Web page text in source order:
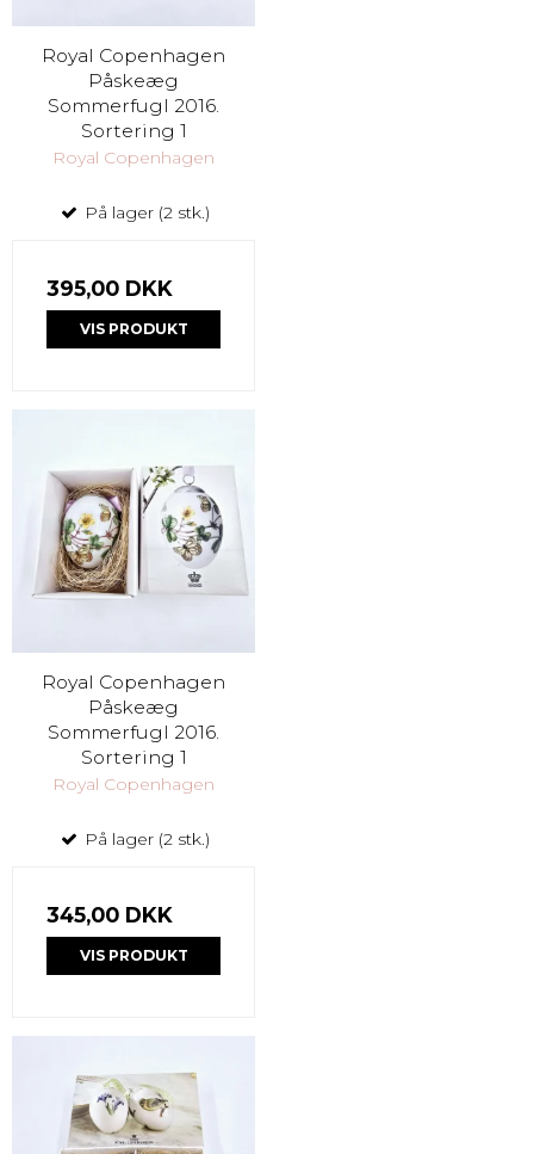
Royal Copenhagen
Påskeæg
Sommerfugl 2016.
Sortering 1
Royal Copenhagen
På lager (2 stk.)
395,00 DKK
VIS PRODUKT
Royal Copenhagen
Påskeæg
Sommerfugl 2016.
Sortering 1
Royal Copenhagen
På lager (2 stk.)
345,00 DKK
VIS PRODUKT